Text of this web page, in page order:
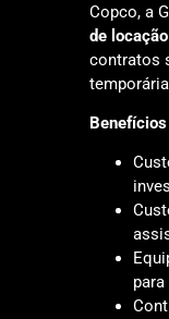
Copco, a
de
contratos